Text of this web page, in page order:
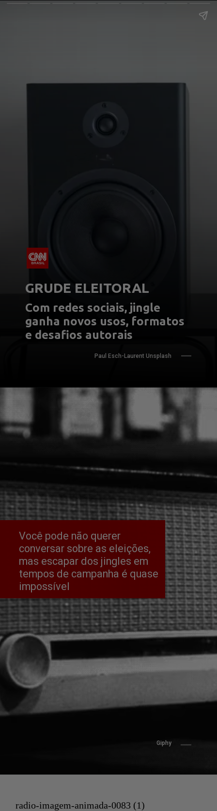
GRUDE ELEITORAL
Com redes sociais, jingle
ganha novos usos, formatos
e desafios autorais
Paul Esch-Laurent Unsplash
Giphy
Você pode não querer
conversar sobre as eleições,
mas escapar dos jingles em
tempos de campanha é quase
impossível
radio-imagem-animada-0083 (1)